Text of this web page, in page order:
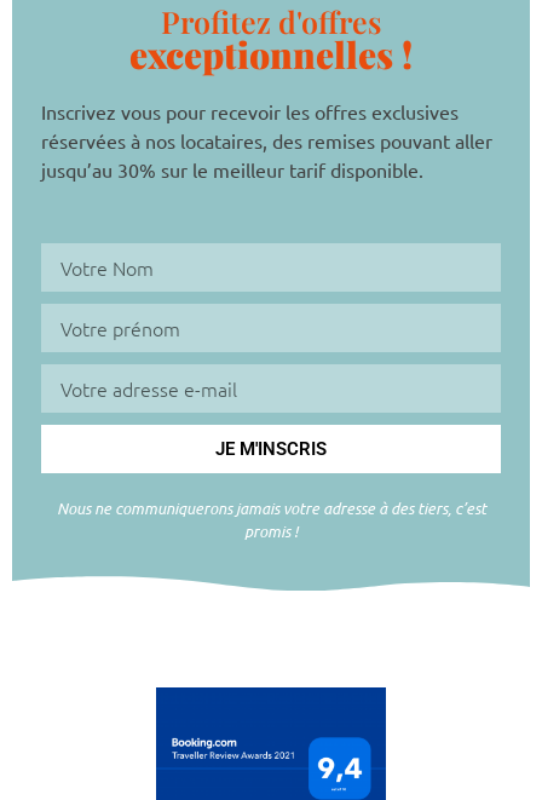
Profitez d'offres
exceptionnelles !
Inscrivez vous pour recevoir les offres exclusives
réservées à nos locataires, des remises pouvant aller
jusqu’au 30% sur le meilleur tarif disponible.
JE M'INSCRIS
Nous ne communiquerons jamais votre adresse à des tiers, c’est
promis !